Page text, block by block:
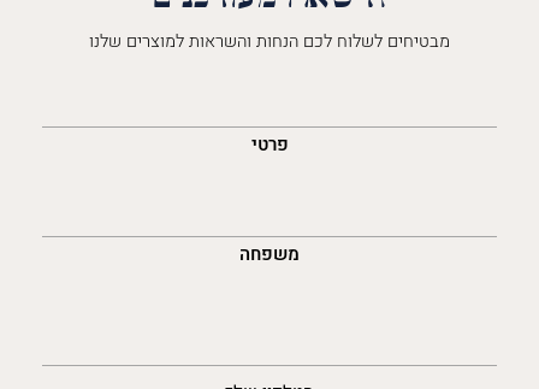
מבטיחים לשלוח לכם הנחות והשראות למוצרים שלנו
פרטי
משפחה